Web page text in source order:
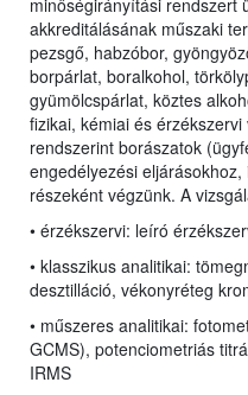
minőségirányítási rendszert
akkreditálásának műszaki
pezsgő, habzóbor,
borpárlat, boralkohol,
gyümölcspárlat, köztes
fizikai, kémiai és
rendszerint borászatok
engedélyezési
részeként végzünk. A
• érzékszervi: leíró
• klasszikus analitikai:
desztilláció, vékonyréteg
• műszeres analitikai:
GCMS), potenciometriás
IRMS